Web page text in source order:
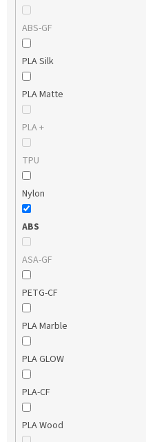
ABS-GF
PLA Silk
PLA Matte
PLA +
TPU
Nylon
ABS
ASA-GF
PETG-CF
PLA Marble
PLA GLOW
PLA-CF
PLA Wood